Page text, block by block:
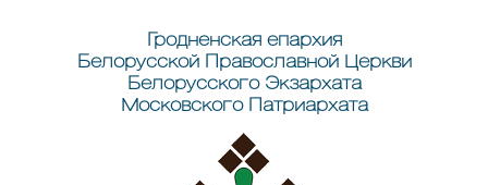
Гродненская епархия
Белорусской Православной Церкви
Белорусского Экзархата
Московского Патриархата